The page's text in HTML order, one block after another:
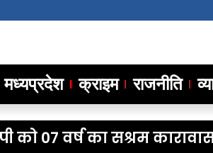
मध्यप्रदेश क्राइम राजनीति
वर्ष का सश्रम कारावास